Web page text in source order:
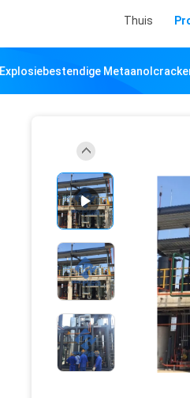
Thuis
Explosiebestendige